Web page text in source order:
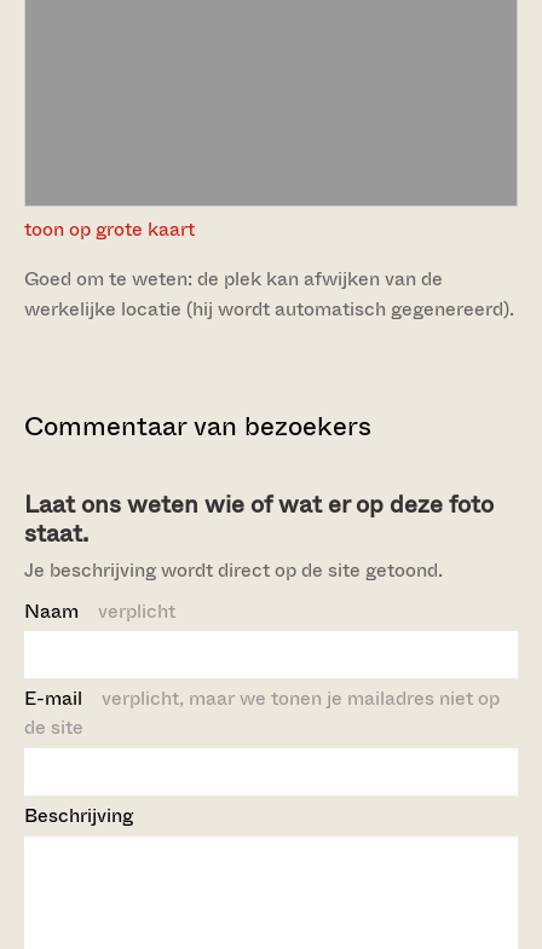
toon op grote kaart
Goed om te weten: de plek kan afwijken van de
werkelijke locatie (hij wordt automatisch gegenereerd).
Commentaar van bezoekers
Laat ons weten wie of wat er op deze foto
staat.
Je beschrijving wordt direct op de site getoond.
Naam verplicht
E-mail verplicht, maar we tonen je mailadres niet op
de site
Beschrijving